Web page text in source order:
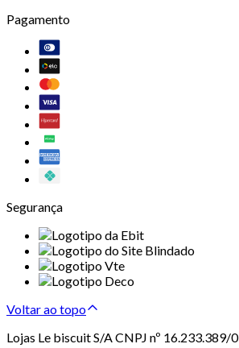
Pagamento
Segurança
Voltar ao topo
Lojas Le biscuit S/A CNPJ nº